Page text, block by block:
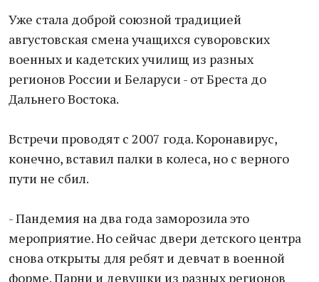
Уже стала доброй союзной традицией
августовская смена учащихся суворовских
военных и кадетских училищ из разных
регионов России и Беларуси - от Бреста до
Дальнего Востока.
Встречи проводят с 2007 года. Коронавирус,
конечно, вставил палки в колеса, но с верного
пути не сбил.
- Пандемия на два года заморозила это
мероприятие. Но сейчас двери детского центра
снова открыты для ребят и девчат в военной
форме. Парни и девушки из разных регионов